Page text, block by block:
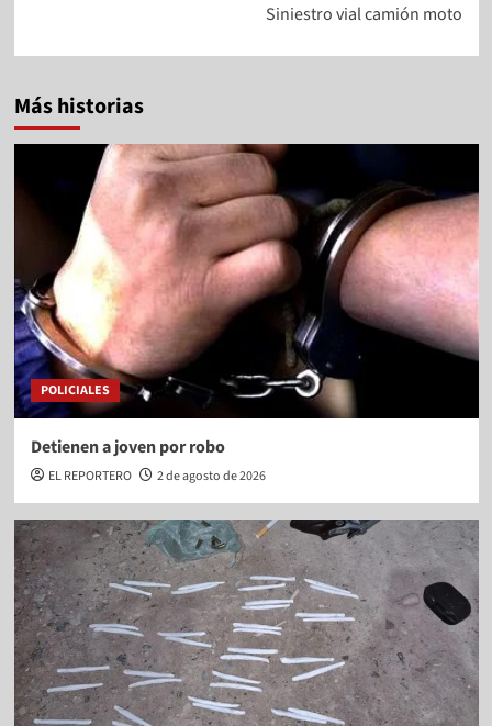
Siniestro vial camión moto
Más historias
POLICIALES
Detienen a joven por robo
EL REPORTERO 2 de agosto de 2026